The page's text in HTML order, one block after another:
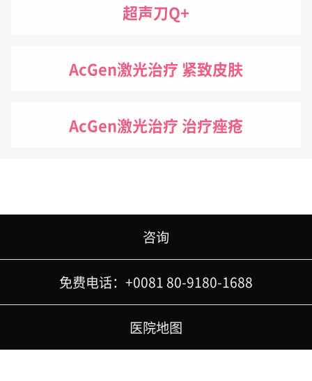
超声刀Q+
AcGen激光治疗 紧致皮肤
AcGen激光治疗 治疗痤疮
咨询
免费电话：+0081 80-9180-1688
医院地图